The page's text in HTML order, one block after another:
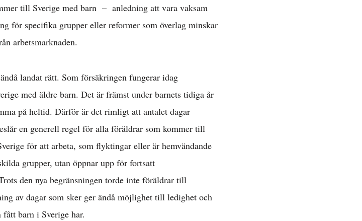
»
politik »
»
»
till Sverige med barn – anledning att vara vaksam
för specifika grupper eller reformer som överlag minskar
arbetsmarknaden.
landat rätt. Som försäkringen fungerar idag
med äldre barn. Det är främst under barnets tidiga år
på heltid. Därför är det rimligt att antalet dagar
en generell regel för alla föräldrar som kommer till
för att arbeta, som flyktingar eller är hemvändande
grupper, utan öppnar upp för fortsatt
den nya begränsningen torde inte föräldrar till
av dagar som sker ger ändå möjlighet till ledighet och
barn i Sverige har.